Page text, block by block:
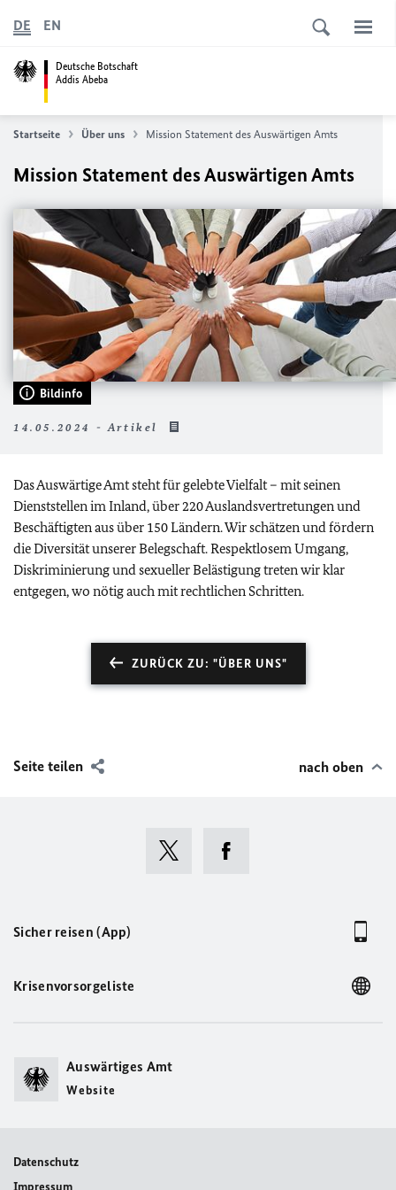
Deutsche Botschaft
Addis Abeba
DE EN
Startseite Über uns Mission Statement des Auswärtigen Amts
Mission Statement des Auswärtigen Amts
Bildinfo
14.05.2024 - Artikel
Das Auswärtige Amt steht für gelebte Vielfalt – mit seinen
Dienststellen im Inland, über 220 Auslandsvertretungen und
Beschäftigten aus über 150 Ländern. Wir schätzen und fördern
die Diversität unserer Belegschaft. Respektlosem Umgang,
Diskriminierung und sexueller Belästigung treten wir klar
entgegen, wo nötig auch mit rechtlichen Schritten.
ZURÜCK ZU: "ÜBER UNS"
Seite teilen nach oben
Sicher reisen (App)
Krisenvorsorgeliste
Auswärtiges Amt
Website
Datenschutz
Impressum